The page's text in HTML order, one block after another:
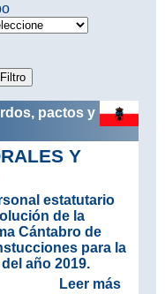
pactos y
Y
estatutario
de la
Cántabro de
para la
año 2019.
Leer más